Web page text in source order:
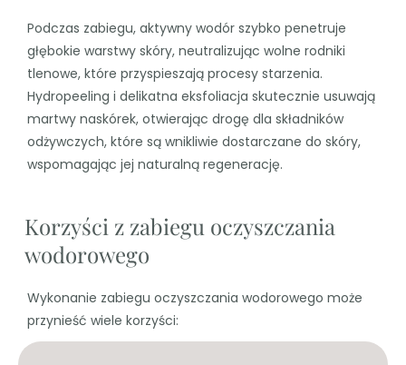
Podczas zabiegu, aktywny wodór szybko penetruje
głębokie warstwy skóry, neutralizując wolne rodniki
tlenowe, które przyspieszają procesy starzenia.
Hydropeeling i delikatna eksfoliacja skutecznie usuwają
martwy naskórek, otwierając drogę dla składników
odżywczych, które są wnikliwie dostarczane do skóry,
wspomagając jej naturalną regenerację.
Korzyści z zabiegu oczyszczania
wodorowego
Wykonanie zabiegu oczyszczania wodorowego może
przynieść wiele korzyści: